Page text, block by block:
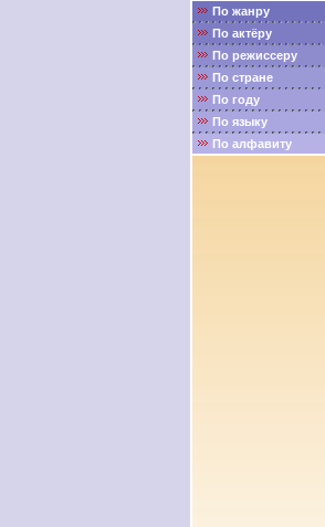
По жанру
По актёру
По режиссеру
По стране
По году
По языку
По алфавиту